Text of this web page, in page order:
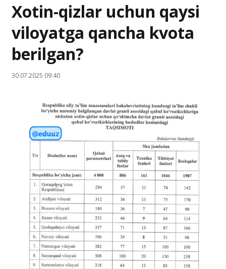
Xotin-qizlar uchun qaysi
viloyatga qancha kvota
berilgan?
30.07.2025 09:40